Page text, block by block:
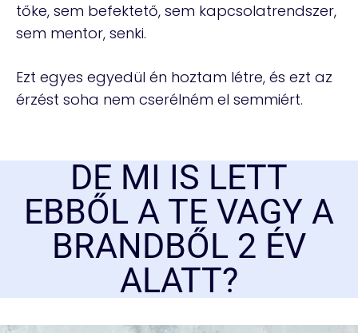
tőke, sem befektető, sem kapcsolatrendszer,
sem mentor, senki.
Ezt egyes egyedül én hoztam létre, és ezt az
érzést soha nem cserélném el semmiért.
DE MI IS LETT
EBBŐL A TE VAGY A
BRANDBŐL 2 ÉV
ALATT?